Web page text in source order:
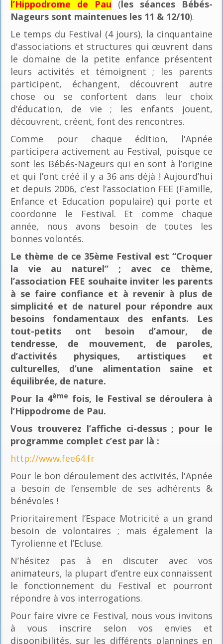
l’Hippodrome de Pau (les séances Bébés-
Nageurs sont maintenues les 11 & 12/10).
Le temps du Festival (4 jours), la cinquantaine
d'associations et structures qui œuvrent dans
le domaine de la petite enfance présentent
leurs activités et témoignent ; les parents
participent, échangent, découvrent autre
chose ou se confortent dans leur choix
d’éducation, de vie ; les enfants jouent,
découvrent, créent, font des rencontres.
Comme pour chaque édition, l'Apnée
participera activement au Festival, puisque ce
sont les Bébés-Nageurs qui en sont à l’origine
et qui l’ont créé il y a 36 ans déjà ! Aujourd’hui
et depuis 2006, c’est l’association FEE (Famille,
Enfance et Education populaire) qui porte et
coordonne le Festival. Et comme chaque
année, nous avons besoin de toutes les
bonnes volontés.
Le thème de ce 35ème Festival est “Croquer
la vie au naturel” ; avec ce thème,
l’association FEE souhaite inviter les parents
à se faire confiance et à revenir à plus de
simplicité et de naturel pour répondre aux
besoins fondamentaux des enfants. Les
tout-petits ont besoin d’amour, de
tendresse, de mouvement, de paroles,
d’activités physiques, artistiques et
culturelles, d’une alimentation saine et
équilibrée, de nature.
Pour la 4ème fois, le Festival se déroulera à
l’Hippodrome de Pau.
Vous trouverez l’affiche ci-dessus ; pour le
programme complet c’est par là :
http://www.fee64.fr
Pour le bon déroulement des activités, l'Apnée
a besoin de l’ensemble de ses adhérents &
bénévoles !
Prioritairement l’Espace Motricité a un grand
besoin de volontaires ; mais également la
Tyrolienne et l’Ecluse.
N’hésitez pas à en discuter avec vos
animateurs, la plupart d’entre eux connaissent
le fonctionnement du Festival et pourront
répondre à vos interrogations.
Pour faire vivre ce Festival, nous vous invitons
à vous inscrire selon vos envies et
disponibilités, sur les différents plannings en